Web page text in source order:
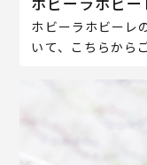
ホビーラホビーレ
いて、こちらから